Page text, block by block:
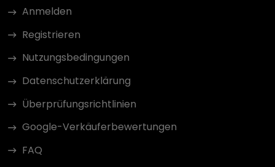
Anmelden
Registrieren
Nutzungsbedingungen
Datenschutzerklärung
Überprüfungsrichtlinien
Google-Verkäuferbewertungen
FAQ